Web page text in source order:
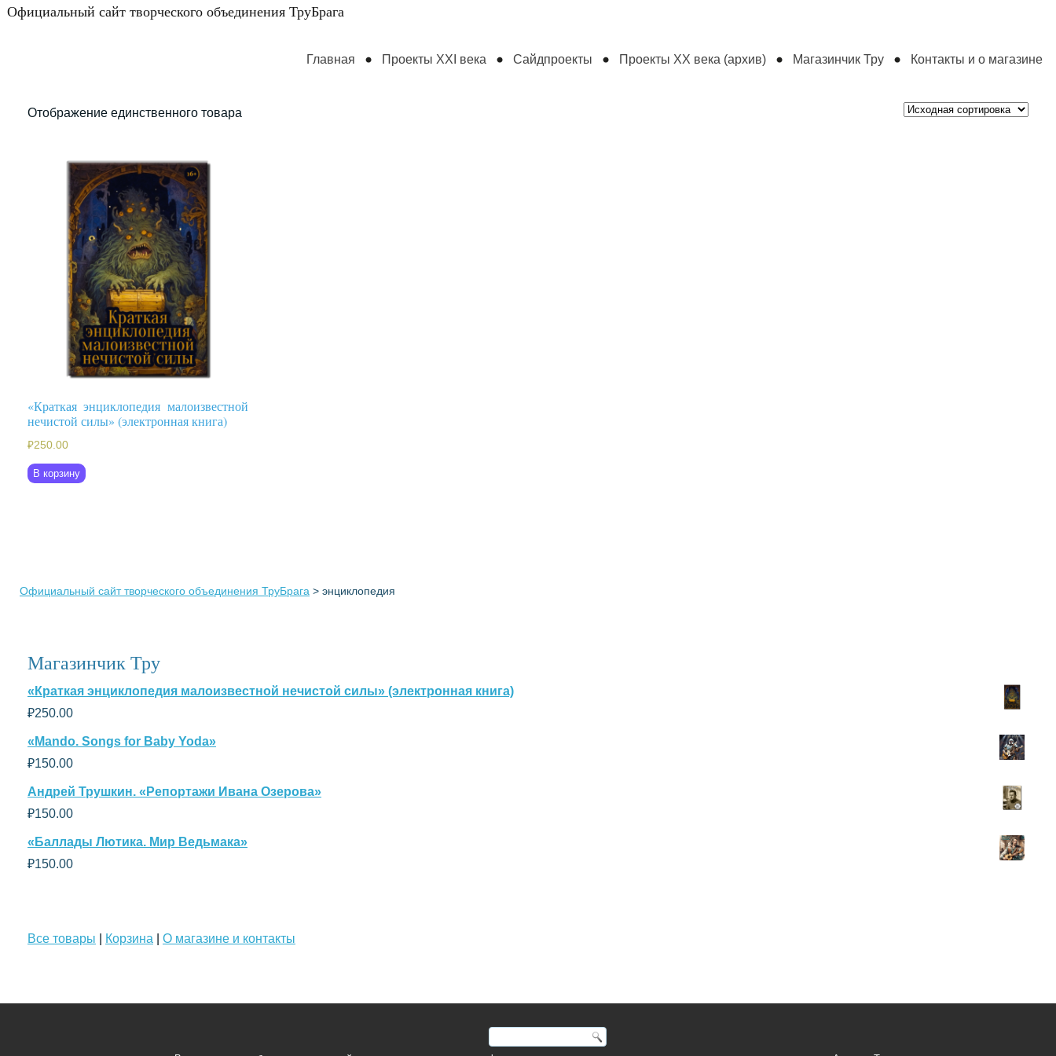
Официальный сайт творческого объединения ТруБрага
Главная Проекты XXI века Сайдпроекты Проекты XX века (архив) Магазинчик Тру Контакты и о магазине
Отображение единственного товара
«Краткая энциклопедия малоизвестной
нечистой силы» (электронная книга)
₽250.00
В корзину
Официальный сайт творческого объединения ТруБрага > энциклопедия
Магазинчик Тру
«Краткая энциклопедия малоизвестной нечистой силы» (электронная книга)
₽250.00
«Mando. Songs for Baby Yoda»
₽150.00
Андрей Трушкин. «Репортажи Ивана Озерова»
₽150.00
«Баллады Лютика. Мир Ведьмака»
₽150.00
Все товары Корзина О магазине и контакты